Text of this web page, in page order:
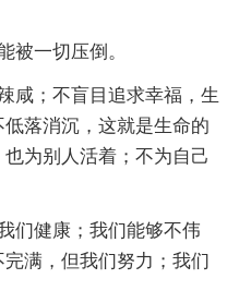
一切压倒。
；不盲目追求幸福，生
落消沉，这就是生命的
为别人活着；不为自己
健康；我们能够不伟
满，但我们努力；我们